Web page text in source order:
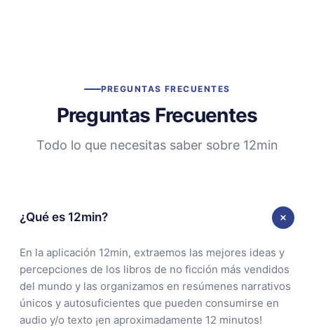
PREGUNTAS FRECUENTES
Preguntas Frecuentes
Todo lo que necesitas saber sobre 12min
¿Qué es 12min?
En la aplicación 12min, extraemos las mejores ideas y
percepciones de los libros de no ficción más vendidos
del mundo y las organizamos en resúmenes narrativos
únicos y autosuficientes que pueden consumirse en
audio y/o texto ¡en aproximadamente 12 minutos!